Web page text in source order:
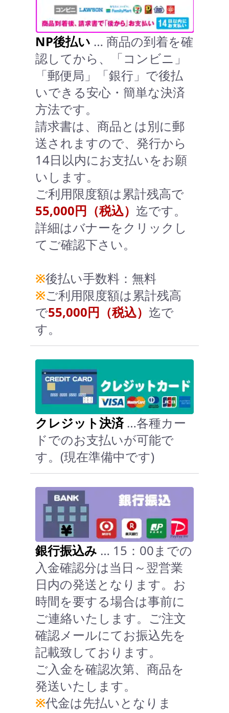
NP後払い … 商品の到着を確
認してから、「コンビニ」
「郵便局」「銀行」で後払
いできる安心・簡単な決済
方法です。
請求書は、商品とは別に郵
送されますので、発行から
14日以内にお支払いをお願
いします。
ご利用限度額は累計残高で
55,000円（税込） 迄です。
詳細はバナーをクリックし
てご確認下さい。
※後払い手数料：無料
※ご利用限度額は累計残高
で55,000円（税込） 迄で
す。
クレジット決済…各種カー
ドでのお支払いが可能で
す。(現在準備中です)
銀行振込み … 15：00までの
入金確認分は当日～翌営業
日内の発送となります。お
時間を要する場合は事前に
ご連絡いたします。ご注文
確認メールにてお振込先を
記載致しております。
ご入金を確認次第、商品を
発送いたします。
※代金は先払いとなりま